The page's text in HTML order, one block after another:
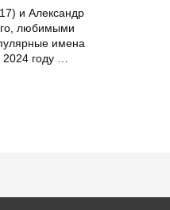
и Александр
любимыми
имена
году …